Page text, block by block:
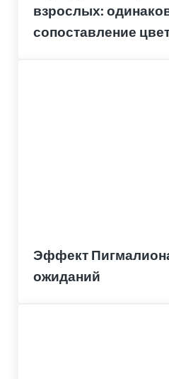
взрослых:
сопоставление
Эффект
ожиданий